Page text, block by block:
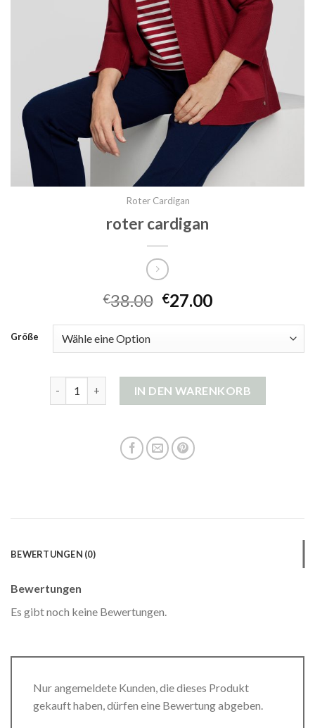
Roter Cardigan
roter cardigan
€38.00 €27.00
Größe
IN DEN WARENKORB
BEWERTUNGEN (0)
Bewertungen
Es gibt noch keine Bewertungen.
Nur angemeldete Kunden, die dieses Produkt
gekauft haben, dürfen eine Bewertung abgeben.